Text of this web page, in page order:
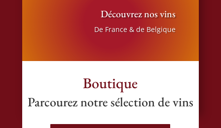
Découvrez nos vins
De France & de Belgique
Boutique
Parcourez notre sélection de vins